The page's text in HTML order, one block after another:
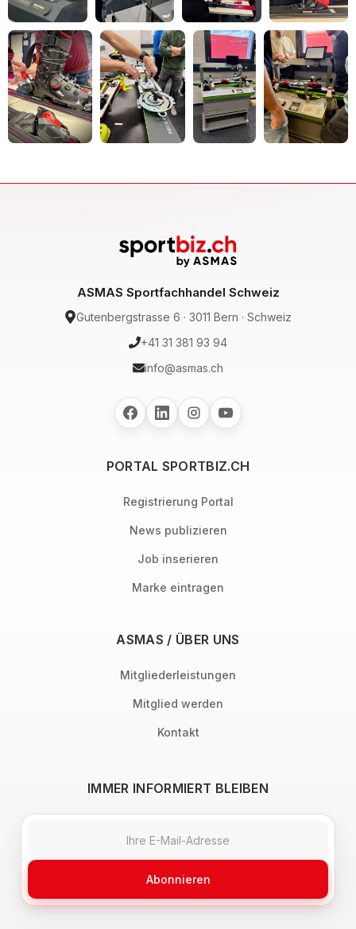
ASMAS Sportfachhandel Schweiz
Gutenbergstrasse 6 · 3011 Bern · Schweiz
+41 31 381 93 94
info@asmas.ch
PORTAL SPORTBIZ.CH
Registrierung Portal
News publizieren
Job inserieren
Marke eintragen
ASMAS / ÜBER UNS
Mitgliederleistungen
Mitglied werden
Kontakt
IMMER INFORMIERT BLEIBEN
Abonnieren